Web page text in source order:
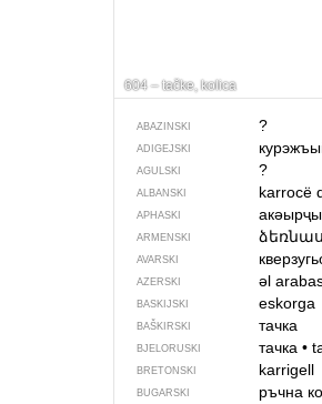
604 – tačke, kolica
ABAZINSKI ?
ADIGEJSKI
AGULSKI ?
ALBANSKI karrocë
APHASKI
ARMENSKI
AVARSKI
AZERSKI əl
BASKIJSKI eskorga
BAŠKIRSKI тачка
BJELORUSKI тачка •
BRETONSKI karrigell
BUGARSKI ръчна